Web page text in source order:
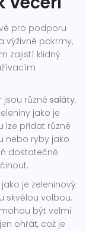
pro podporu
výživné pokrmy,
zajistí klidný
různé saláty.
jako je
lze přidat různé
nebo ryby jako
dostatečně
jako je zeleninový
skvělou volbou.
být velmi
ohřát, což je